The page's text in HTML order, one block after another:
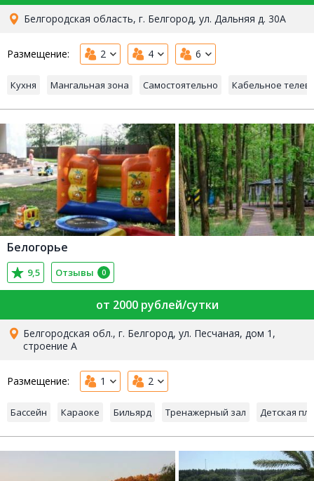
Белгородская область, г. Белгород, ул. Дальняя д. 30А
Размещение: 2 4 6
Кухня Мангальная зона Самостоятельно Кабельное
Белогорье
9,5 Отзывы 0
от 2000 рублей/сутки
Белгородская обл., г. Белгород, ул. Песчаная, дом 1,
строение А
Размещение: 1 2
Бассейн Караоке Бильярд Тренажерный зал Детская